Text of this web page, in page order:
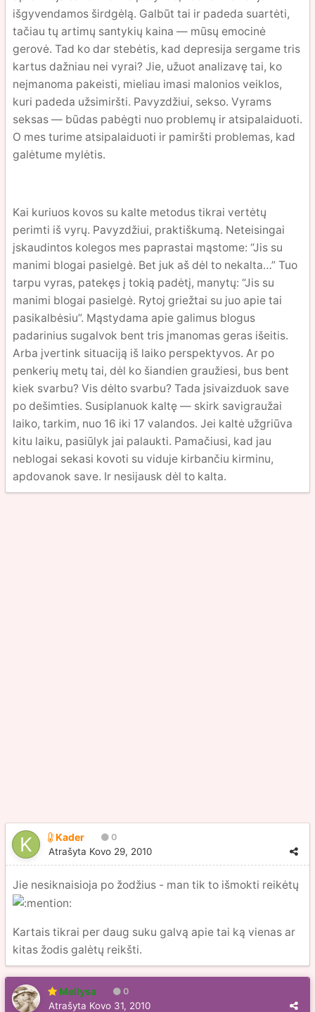
išgyvendamos širdgėlą. Galbūt tai ir padeda suartėti,
tačiau tų artimų santykių kaina — mūsų emocinė
gerovė. Tad ko dar stebėtis, kad depresija sergame tris
kartus dažniau nei vyrai? Jie, užuot analizavę tai, ko
neįmanoma pakeisti, mieliau imasi malonios veiklos,
kuri padeda užsimiršti. Pavyzdžiui, sekso. Vyrams
seksas — būdas pabėgti nuo problemų ir atsipalaiduoti.
O mes turime atsipalaiduoti ir pamiršti problemas, kad
galėtume mylėtis.
Kai kuriuos kovos su kalte metodus tikrai vertėtų
perimti iš vyrų. Pavyzdžiui, praktiškumą. Neteisingai
įskaudintos kolegos mes paprastai mąstome: “Jis su
manimi blogai pasielgė. Bet juk aš dėl to nekalta…” Tuo
tarpu vyras, patekęs į tokią padėtį, manytų: “Jis su
manimi blogai pasielgė. Rytoj griežtai su juo apie tai
pasikalbėsiu”. Mąstydama apie galimus blogus
padarinius sugalvok bent tris įmanomas geras išeitis.
Arba įvertink situaciją iš laiko perspektyvos. Ar po
penkerių metų tai, dėl ko šiandien graužiesi, bus bent
kiek svarbu? Vis dėlto svarbu? Tada įsivaizduok save
po dešimties. Susiplanuok kaltę — skirk savigraužai
laiko, tarkim, nuo 16 iki 17 valandos. Jei kaltė užgriūva
kitu laiku, pasiūlyk jai palaukti. Pamačiusi, kad jau
neblogai sekasi kovoti su viduje kirbančiu kirminu,
apdovanok save. Ir nesijausk dėl to kalta.
Kader 0
Atrašyta Kovo 29, 2010
Jie nesiknaisioja po žodžius - man tik to išmokti reikėtų
Kartais tikrai per daug suku galvą apie tai ką vienas ar
kitas žodis galėtų reikšti.
Mellysa 0
Atrašyta Kovo 31, 2010